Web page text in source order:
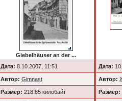
Giebelhäuser an der ...
Дата: 8.10.2007, 11:51
Автор: Gimnast
Размер: 218.85 килобайт
Дата:
Автор:
Размер: